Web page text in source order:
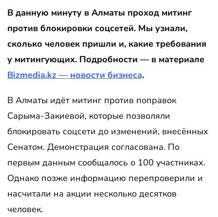
В данную минуту в Алматы проход митинг
против блокировки соцсетей. Мы узнали,
сколько человек пришли и, какие требования
у митингующих. Подробности — в материале
Bizmedia.kz — новости бизнеса.
В Алматы идёт митинг против поправок
Сарыма-Закиевой, которые позволяли
блокировать соцсети до изменений, внесённых
Сенатом. Демонстрация согласована. По
первым данным сообщалось о 100 участниках.
Однако позже информацию перепроверили и
насчитали на акции несколько десятков
человек.